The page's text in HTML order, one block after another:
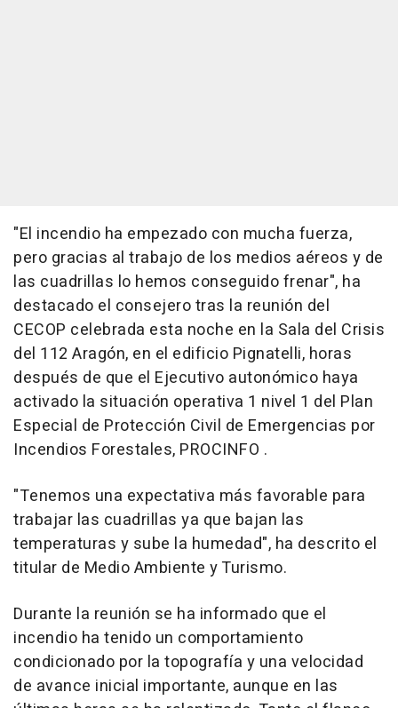
"El incendio ha empezado con mucha fuerza,
pero gracias al trabajo de los medios aéreos y de
las cuadrillas lo hemos conseguido frenar", ha
destacado el consejero tras la reunión del
CECOP celebrada esta noche en la Sala del Crisis
del 112 Aragón, en el edificio Pignatelli, horas
después de que el Ejecutivo autonómico haya
activado la situación operativa 1 nivel 1 del Plan
Especial de Protección Civil de Emergencias por
Incendios Forestales, PROCINFO .
"Tenemos una expectativa más favorable para
trabajar las cuadrillas ya que bajan las
temperaturas y sube la humedad", ha descrito el
titular de Medio Ambiente y Turismo.
Durante la reunión se ha informado que el
incendio ha tenido un comportamiento
condicionado por la topografía y una velocidad
de avance inicial importante, aunque en las